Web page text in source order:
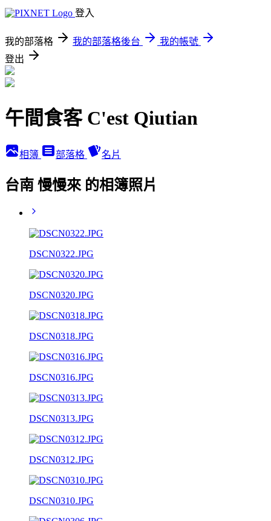
登入
我的部落格 我的部落格後台
我的帳號
登出
午間食客 C'est Qiutian
相簿 部落格 名片
台南 慢慢來 的相簿照片
DSCN0322.JPG
DSCN0320.JPG
DSCN0318.JPG
DSCN0316.JPG
DSCN0313.JPG
DSCN0312.JPG
DSCN0310.JPG